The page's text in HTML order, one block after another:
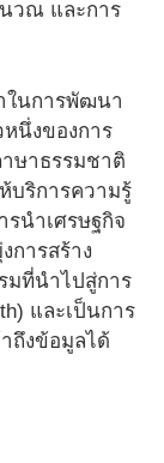
วณ และการ
ในการพัฒนา
นึ่งของการ
ษาธรรมชาติ
บริการความรู้
นำเศรษฐกิจ
การสร้าง
มที่นำไปสู่การ
และเป็นการ
ถึงข้อมูลได้